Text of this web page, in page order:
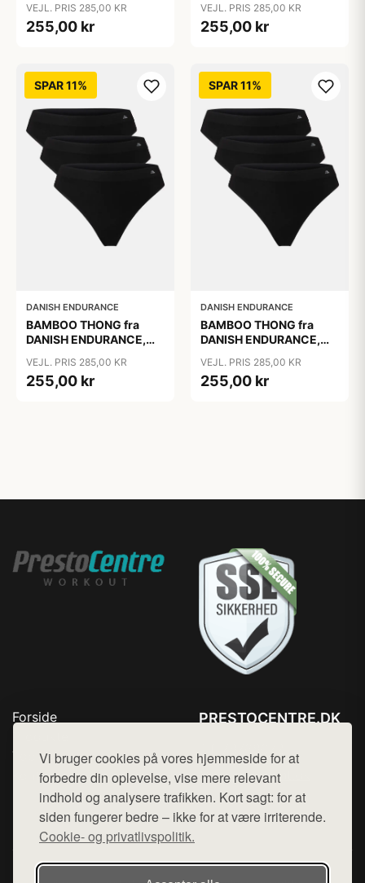
Vi bruger cookies på vores hjemmeside for at
forbedre din oplevelse, vise mere relevant
indhold og analysere trafikken. Kort sagt: for at
siden fungerer bedre – ikke for at være irriterende.
Cookie- og privatlivspolitik.
Bambusviskose, 1-års
Anti-Hul Garanti, Oeko-
VEJL. PRIS 285,00 KR
255,00 kr
VEJL. PRIS 285,00 KR
255,00 kr
SPAR 11%
DANISH ENDURANCE
BAMBOO THONG fra
DANISH ENDURANCE,
VEJL. PRIS 285,00 KR
255,00 kr
SPAR 11%
DANISH ENDURANCE
BAMBOO THONG fra
DANISH ENDURANCE,
VEJL. PRIS 285,00 KR
255,00 kr
Forside
Top Rabatter
Kontakt
PRESTOCENTRE.DK
Mail: hej@want.dk
Cookie- og privatlivspolitik